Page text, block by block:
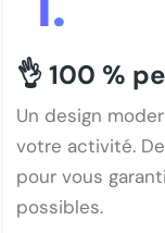
👌 100 %
Un design
votre activité.
pour vous
possibles.